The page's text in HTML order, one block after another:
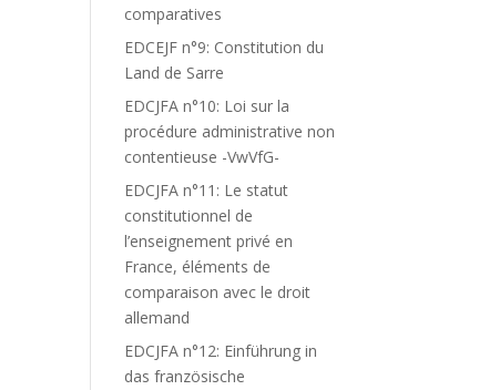
comparatives
EDCEJF n°9: Constitution du
Land de Sarre
EDCJFA n°10: Loi sur la
procédure administrative non
contentieuse -VwVfG-
EDCJFA n°11: Le statut
constitutionnel de
l’enseignement privé en
France, éléments de
comparaison avec le droit
allemand
EDCJFA n°12: Einführung in
das französische